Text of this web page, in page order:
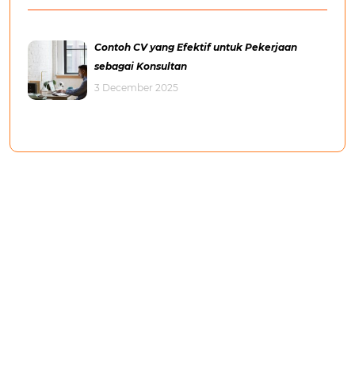
Contoh CV yang Efektif untuk Pekerjaan
sebagai Konsultan
3 December 2025